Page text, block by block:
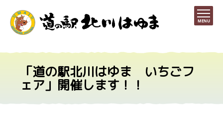
MENU
「道の駅北川はゆま いちごフ
ェア」開催します！！